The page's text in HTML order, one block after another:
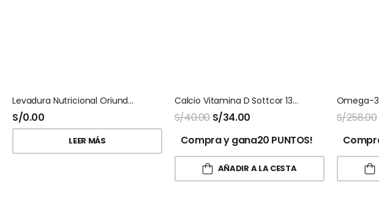
Levadura Nutricional Oriundos 200 Gr
S/0.00
LEER MÁS
Calcio Vitamina D Sottcor 130 Gomitas
S/40.00 S/34.00
Compra y gana20 PUNTOS!
AÑADIR A LA CESTA
S/258.00